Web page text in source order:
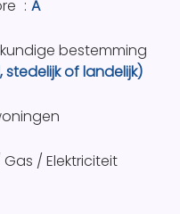
A
bestemming
of landelijk)
/ Elektriciteit